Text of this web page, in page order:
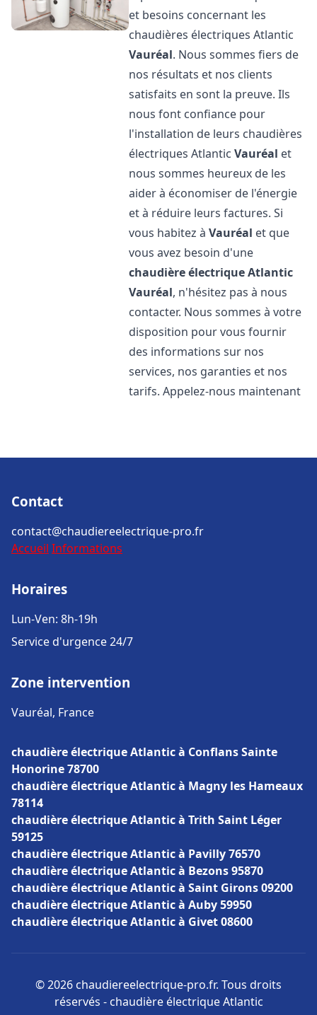
et besoins concernant les
chaudières électriques Atlantic
Vauréal. Nous sommes fiers de
nos résultats et nos clients
satisfaits en sont la preuve. Ils
nous font confiance pour
l'installation de leurs chaudières
électriques AtlanticVauréal et
nous sommes heureux de les
aider à économiser de l'énergie
et à réduire leurs factures. Si
vous habitez àVauréal et que
vous avez besoin d'une
chaudière électrique Atlantic
Vauréal, n'hésitez pas à nous
contacter. Nous sommes à votre
disposition pour vous fournir
des informations sur nos
services, nos garanties et nos
tarifs. Appelez-nous maintenant
Contact
contact@chaudiereelectrique-pro.fr
Accueil Informations
Horaires
Lun-Ven: 8h-19h
Service d'urgence 24/7
Zone intervention
Vauréal, France
chaudière électrique Atlantic à Conflans Sainte
Honorine 78700
chaudière électrique Atlantic à Magny les Hameaux
78114
chaudière électrique Atlantic à Trith Saint Léger
59125
chaudière électrique Atlantic à Pavilly 76570
chaudière électrique Atlantic à Bezons 95870
chaudière électrique Atlantic à Saint Girons 09200
chaudière électrique Atlantic à Auby 59950
chaudière électrique Atlantic à Givet 08600
© 2026 chaudiereelectrique-pro.fr. Tous droits
réservés - chaudière électrique Atlantic